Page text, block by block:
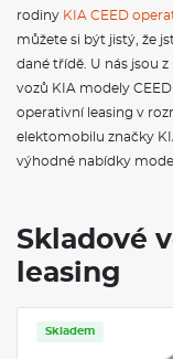
Držák nápojů
Systém ROA
Čalounění
Vnější zpětná
blikači, v barvě
12" digitální LCD
Systém
Automatické
Příprava pro tažné
Pokročilý
Asistent
Podélné střešní
SOS tlačítko pro
Ovládání audio
rodiny KIA CEED
můžete si být jistý, že
dané třídě. U nás jsou
vozů KIA modely
operativní leasing v
elektomobilu značky
výhodné nabídky
Skladové
leasing
Skladem